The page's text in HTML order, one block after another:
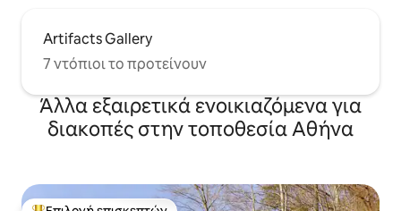
Artifacts Gallery
7 ντόπιοι το προτείνουν
Άλλα εξαιρετικά ενοικιαζόμενα για
διακοπές στην τοποθεσία Αθήνα